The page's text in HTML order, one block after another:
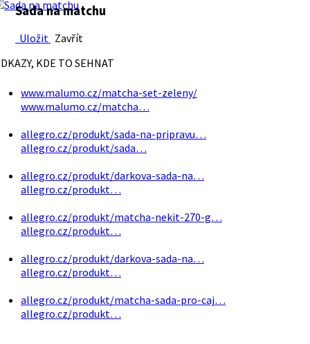
Sada na matchu
Uložit Zavřít
KDE TO SEHNAT
www.malumo.cz/matcha-set-zeleny/
www.malumo.cz/matcha…
allegro.cz/produkt/sada-na-pripravu…
allegro.cz/produkt/sada…
allegro.cz/produkt/darkova-sada-na…
allegro.cz/produkt…
allegro.cz/produkt/matcha-nekit-270-g…
allegro.cz/produkt…
allegro.cz/produkt/darkova-sada-na…
allegro.cz/produkt…
allegro.cz/produkt/matcha-sada-pro-caj…
allegro.cz/produkt…